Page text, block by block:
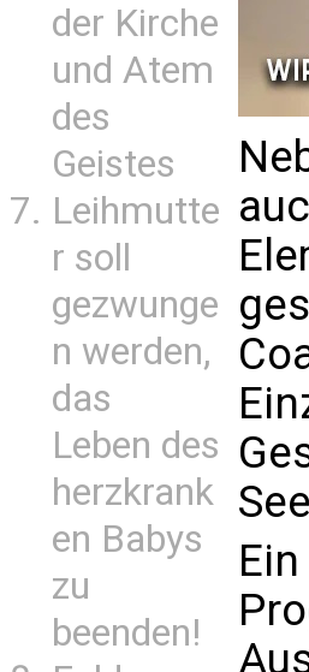
der Kirche
und Atem
des
Geistes
Leihmutte
r soll
gezwunge
n werden,
das
Leben des
herzkrank
en Babys
zu
beenden!